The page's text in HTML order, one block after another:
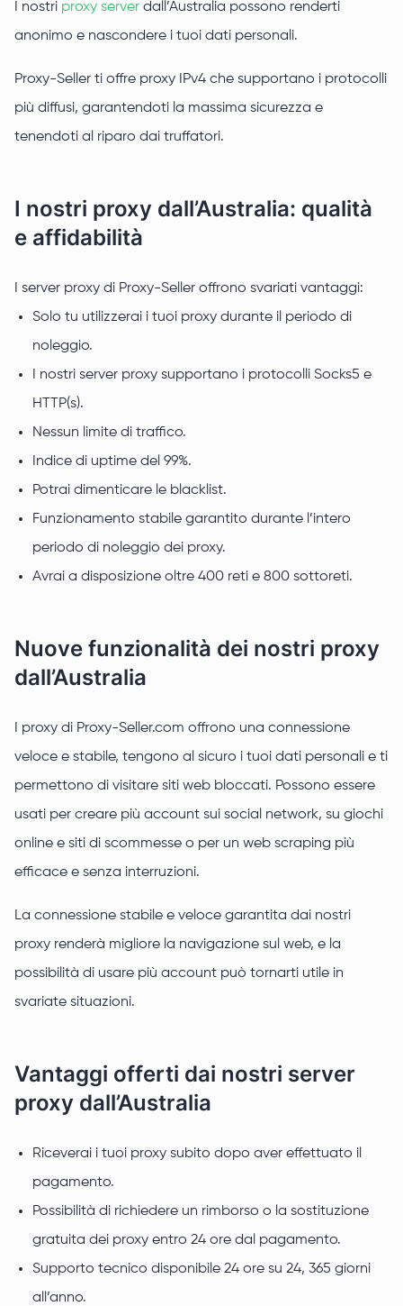
I nostri proxy server dall’Australia possono renderti
anonimo e nascondere i tuoi dati personali.
Proxy-Seller ti offre proxy IPv4 che supportano i protocolli
più diffusi, garantendoti la massima sicurezza e
tenendoti al riparo dai truffatori.
I nostri proxy dall’Australia: qualità
e affidabilità
I server proxy di Proxy-Seller offrono svariati vantaggi:
Solo tu utilizzerai i tuoi proxy durante il periodo di
noleggio.
I nostri server proxy supportano i protocolli Socks5 e
HTTP(s).
Nessun limite di traffico.
Indice di uptime del 99%.
Potrai dimenticare le blacklist.
Funzionamento stabile garantito durante l’intero
periodo di noleggio dei proxy.
Avrai a disposizione oltre 400 reti e 800 sottoreti.
Nuove funzionalità dei nostri proxy
dall’Australia
I proxy di Proxy-Seller.com offrono una connessione
veloce e stabile, tengono al sicuro i tuoi dati personali e ti
permettono di visitare siti web bloccati. Possono essere
usati per creare più account sui social network, su giochi
online e siti di scommesse o per un web scraping più
efficace e senza interruzioni.
La connessione stabile e veloce garantita dai nostri
proxy renderà migliore la navigazione sul web, e la
possibilità di usare più account può tornarti utile in
svariate situazioni.
Vantaggi offerti dai nostri server
proxy dall’Australia
Riceverai i tuoi proxy subito dopo aver effettuato il
pagamento.
Possibilità di richiedere un rimborso o la sostituzione
gratuita dei proxy entro 24 ore dal pagamento.
Supporto tecnico disponibile 24 ore su 24, 365 giorni
all’anno.